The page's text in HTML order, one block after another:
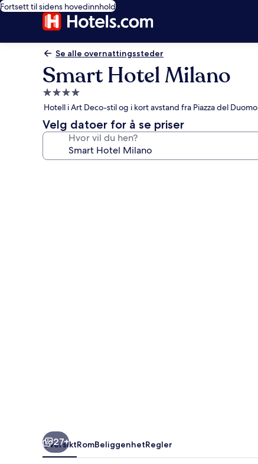
Fortsett til sidens hovedinnhold
Se alle overnattingssteder
Smart Hotel Milano
Overnattingssted
med
4.0
stjerner
Hotell i Art Deco-stil og i kort avstand fra Piazza del Duomo
Velg datoer for å se priser
Hvor vil du hen?
27+
OversiktRomBeliggenhetRegler